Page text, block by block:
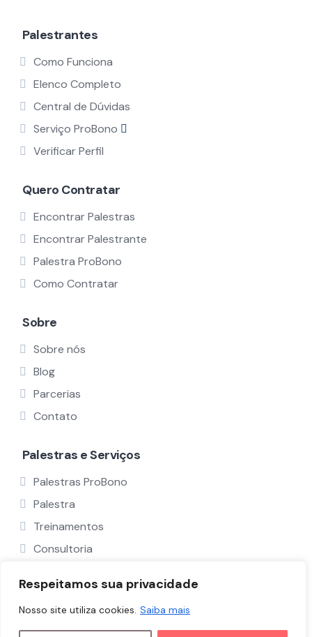
Respeitamos sua privacidade
Nosso site utiliza cookies. Saiba mais
Palestrantes
Como Funciona
Elenco Completo
Central de Dúvidas
Serviço ProBono
Verificar Perfil
Quero Contratar
Encontrar Palestras
Encontrar Palestrante
Palestra ProBono
Como Contratar
Sobre
Sobre nós
Blog
Parcerias
Contato
Palestras e Serviços
Palestras ProBono
Palestra
Treinamentos
Consultoria